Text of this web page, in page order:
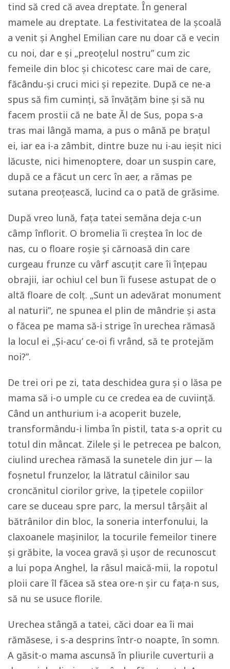
tind să cred că avea dreptate. În general
mamele au dreptate. La festivitatea de la școală
a venit și Anghel Emilian care nu doar că e vecin
cu noi, dar e și „preoțelul nostru” cum zic
femeile din bloc și chicotesc care mai de care,
făcându-și cruci mici și repezite. După ce ne-a
spus să fim cuminți, să învățăm bine și să nu
facem prostii că ne bate Ăl de Sus, popa s-a
tras mai lângă mama, a pus o mână pe brațul
ei, iar ea i-a zâmbit, dintre buze nu i-au ieșit nici
lăcuste, nici himenoptere, doar un suspin care,
după ce a făcut un cerc în aer, a rămas pe
sutana preoțească, lucind ca o pată de grăsime.
După vreo lună, fața tatei semăna deja c-un
câmp înflorit. O bromelia îi creștea în loc de
nas, cu o floare roșie și cărnoasă din care
curgeau frunze cu vârf ascuțit care îi înțepau
obrajii, iar ochiul cel bun îi fusese astupat de o
altă floare de colț. „Sunt un adevărat monument
al naturii”, ne spunea el plin de mândrie și asta
o făcea pe mama să-i strige în urechea rămasă
la locul ei „Și-acu’ ce-oi fi vrând, să te protejăm
noi?”.
De trei ori pe zi, tata deschidea gura și o lăsa pe
mama să i-o umple cu ce credea ea de cuviință.
Când un anthurium i-a acoperit buzele,
transformându-i limba în pistil, tata s-a oprit cu
totul din mâncat. Zilele și le petrecea pe balcon,
ciulind urechea rămasă la sunetele din jur ─ la
foșnetul frunzelor, la lătratul câinilor sau
croncănitul ciorilor grive, la țipetele copiilor
care se duceau spre parc, la mersul târșâit al
bătrânilor din bloc, la soneria interfonului, la
claxoanele mașinilor, la tocurile femeilor tinere
și grăbite, la vocea gravă și ușor de recunoscut
a lui popa Anghel, la râsul maică-mii, la ropotul
ploii care îl făcea să stea ore-n șir cu fața-n sus,
să nu se usuce florile.
Urechea stângă a tatei, căci doar ea îi mai
rămăsese, i s-a desprins într-o noapte, în somn.
A găsit-o mama ascunsă în pliurile cuverturii a